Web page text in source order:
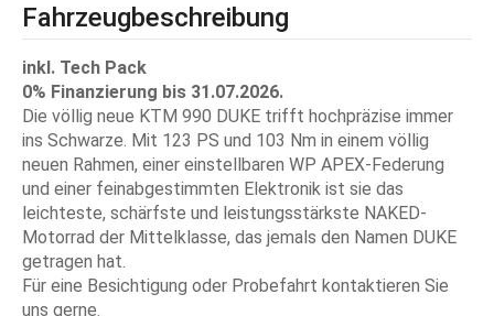
Fahrzeugbeschreibung
inkl. Tech Pack
0% Finanzierung bis 31.07.2026.
Die völlig neue KTM 990 DUKE trifft hochpräzise immer
ins Schwarze. Mit 123 PS und 103 Nm in einem völlig
neuen Rahmen, einer einstellbaren WP APEX-Federung
und einer feinabgestimmten Elektronik ist sie das
leichteste, schärfste und leistungsstärkste NAKED-
Motorrad der Mittelklasse, das jemals den Namen DUKE
getragen hat.
Für eine Besichtigung oder Probefahrt kontaktieren Sie
uns gerne.